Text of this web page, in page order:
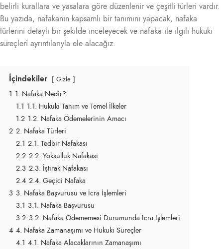
belirli kurallara ve yasalara göre düzenlenir ve çeşitli türleri vardır.
Bu yazıda, nafakanın kapsamlı bir tanımını yapacak, nafaka
türlerini detaylı bir şekilde inceleyecek ve nafaka ile ilgili hukuki
süreçleri ayrıntılarıyla ele alacağız.
İçindekiler Gizle
1 1. Nafaka Nedir?
1.1 1.1. Hukuki Tanım ve Temel İlkeler
1.2 1.2. Nafaka Ödemelerinin Amacı
2 2. Nafaka Türleri
2.1 2.1. Tedbir Nafakası
2.2 2.2. Yoksulluk Nafakası
2.3 2.3. İştirak Nafakası
2.4 2.4. Geçici Nafaka
3 3. Nafaka Başvurusu ve İcra İşlemleri
3.1 3.1. Nafaka Başvurusu
3.2 3.2. Nafaka Ödememesi Durumunda İcra İşlemleri
4 4. Nafaka Zamanaşımı ve Hukuki Süreçler
4.1 4.1. Nafaka Alacaklarının Zamanaşımı